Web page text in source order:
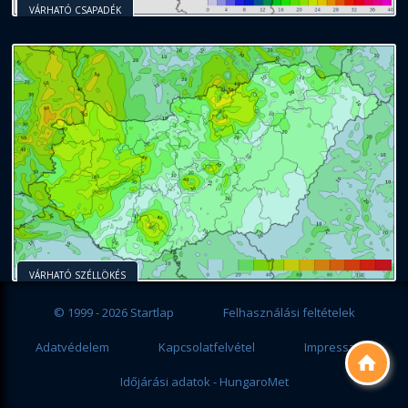

VÁRHATÓ CSAPADÉK
VÁRHATÓ SZÉLLÖKÉS
© 1999 - 2026 Startlap Felhasználási feltételek
Adatvédelem Kapcsolatfelvétel Impresszum
Időjárási adatok - HungaroMet